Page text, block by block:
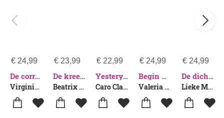
€24,99
De correspondente
Virginia Evans
€23,99
De kreeftenvrouwen
Beatrix Gerstberger
€ 22,99
Yesteryear
Caro Claire Burke
€ 24,99
Begin midden einde
Valeria Luiselli
€24,99
De dichter en de duivel
Lieke Marsman